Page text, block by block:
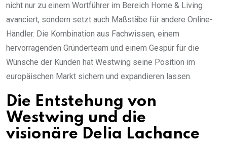
nicht nur zu einem Wortführer im Bereich Home & Living
avanciert, sondern setzt auch Maßstäbe für andere Online-
Händler. Die Kombination aus Fachwissen, einem
hervorragenden Gründerteam und einem Gespür für die
Wünsche der Kunden hat Westwing seine Position im
europäischen Markt sichern und expandieren lassen.
Die Entstehung von
Westwing und die
visionäre Delia Lachance